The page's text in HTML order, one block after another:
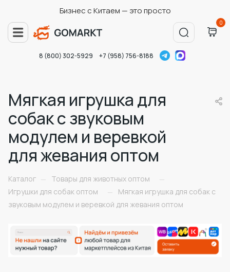
Бизнес с Китаем — это просто
0
8 (800) 302-5929 +7 (958) 756-8188
Мягкая игрушка для
собак с звуковым
модулем и веревкой
для жевания оптом
Каталог — Товары для животных оптом
—
Игрушки для собак оптом
—
Мягкая игрушка для собак с
звуковым модулем и веревкой для жевания оптом